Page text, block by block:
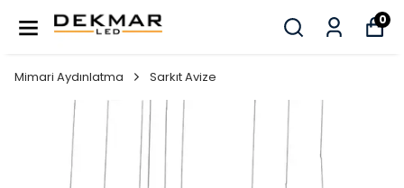
0
Mimari Aydınlatma Sarkıt Avize